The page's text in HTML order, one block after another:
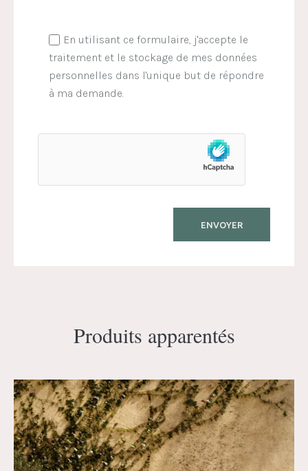
En utilisant ce formulaire, j'accepte le
traitement et le stockage de mes données
personnelles dans l'unique but de répondre
à ma demande.
Produits apparentés